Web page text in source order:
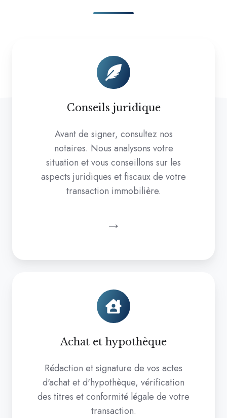
Conseils juridique
Avant de signer, consultez nos
notaires. Nous analysons votre
situation et vous conseillons sur les
aspects juridiques et fiscaux de votre
transaction immobilière.
→
juridique
Achat et hypothèque
Rédaction et signature de vos actes
d'achat et d'hypothèque, vérification
des titres et conformité légale de votre
transaction.
et
hypothèque